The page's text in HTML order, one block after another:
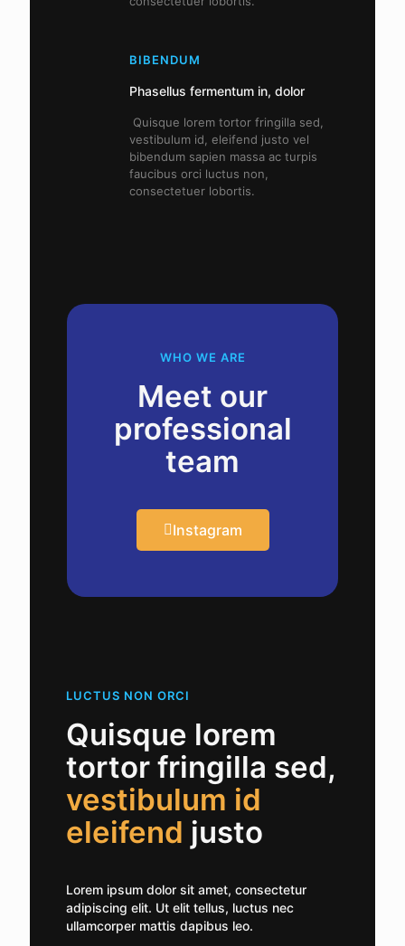
BIBENDUM
Phasellus fermentum in, dolor
Quisque lorem tortor fringilla sed,
vestibulum id, eleifend justo vel
bibendum sapien massa ac turpis
faucibus orci luctus non,
consectetuer lobortis.
WHO WE ARE
Meet our
professional
team
Instagram
LUCTUS NON ORCI
Quisque lorem
tortor fringilla sed,
vestibulum id
eleifend justo
Lorem ipsum dolor sit amet, consectetur
adipiscing elit. Ut elit tellus, luctus nec
ullamcorper mattis dapibus leo.